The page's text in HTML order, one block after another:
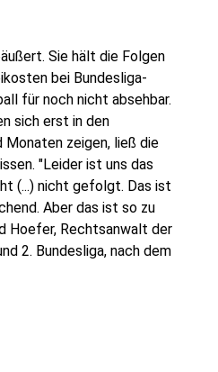
Sie hält die Folgen
bei Bundesliga-
für noch nicht absehbar.
sich erst in den
Monaten zeigen, ließ die
"Leider ist uns das
(...) nicht gefolgt. Das ist
Aber das ist so zu
Hoefer, Rechtsanwalt der
2. Bundesliga, nach dem